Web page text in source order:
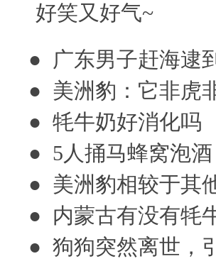
好笑又好气~
● 广东男子赶海逮
● 美洲豹：它非虎
● 牦牛奶好消化吗
● 5人捅马蜂窝泡
● 美洲豹相较于其
● 内蒙古有没有牦
● 狗狗突然离世，